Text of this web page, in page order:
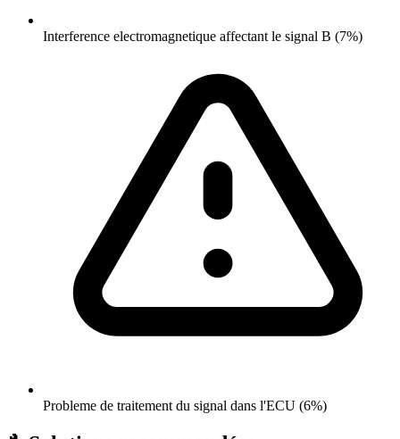
Interference electromagnetique affectant le signal B (7%)
Probleme de traitement du signal dans l'ECU (6%)